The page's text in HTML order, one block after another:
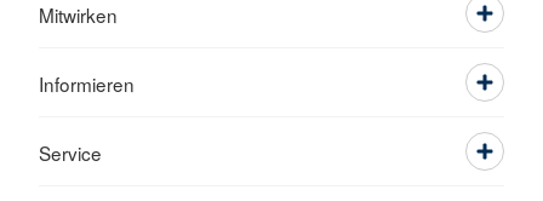
Mitwirken
Informieren
Service